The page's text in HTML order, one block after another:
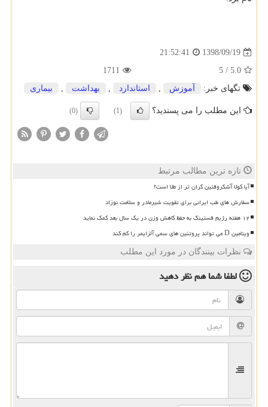
1398/09/19
21:52:41
5.0
/
5
1711
تگهای خبر:
آموزش , استاندارد , بهداشت , بیماری
این مطلب را می پسندید؟ (1)
(0)
تازه ترین مطالب مرتبط
آیا کولا آشکروفتین گران تر از طلا است؟
سفارش های طب ایرانی برای تقویت شیرمادر و سلامت نوزاد
۱۲ هفته رژیم فستینگ به حفظ کاهش وزن در یک سال بعد کمک نماید
ویتامین D می تواند پروتئین های سمی آلزایمر را کم کند
نظرات بینندگان در مورد این مطلب
لطفا شما همنظر دهید